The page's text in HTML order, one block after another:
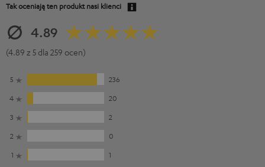
Tak oceniają ten produkt nasi klienci
4.89
(4.89 z 5 dla 259 ocen)
5
236
4
20
3
2
2
0
1
1